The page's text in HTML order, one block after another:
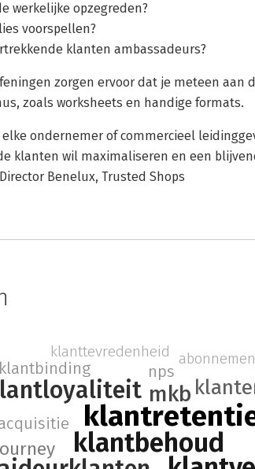
werkelijke opzegreden?
voorspellen?
klanten ambassadeurs?
zorgen ervoor dat je meteen aan
zoals worksheets en handige formats.
ondernemer of commercieel
klanten wil maximaliseren en een
Benelux, Trusted Shops
klantbehoud
mkb
nps
klantbinding
klanttevredenheid